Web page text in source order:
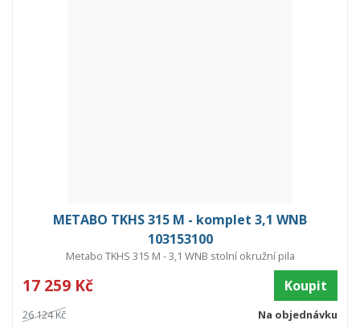
METABO TKHS 315 M - komplet 3,1 WNB
103153100
Metabo TKHS 315 M - 3,1 WNB stolní okružní pila
17 259 Kč Koupit
26 124 Kč Na objednávku